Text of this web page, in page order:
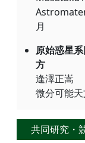
月
原始惑星
逢澤正嵩
微分可能
共同研究・